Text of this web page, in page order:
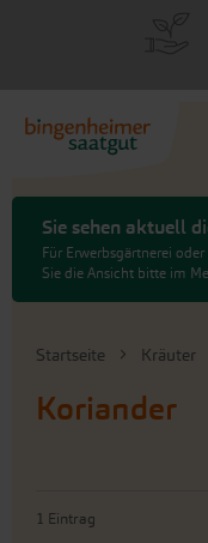
Sie sehen aktuell
Für Erwerbsgärtnerei
Sie die Ansicht bitte im
Startseite Kräuter
Koriander
1 Eintrag